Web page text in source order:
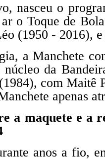
nasceu o
o Toque de
(1950 - 2016),
a Manchete
da
com Maitê
apenas
a maquete e a
anos a fio,